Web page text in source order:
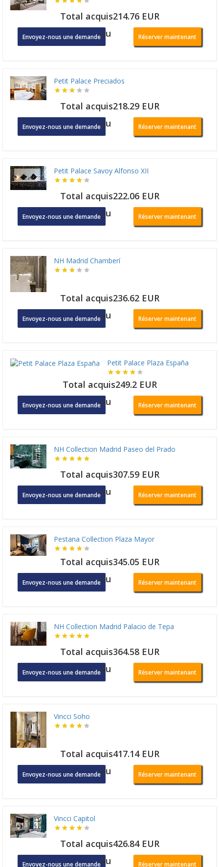
Total acquis214.76 EUR
Envoyez-nous une demandeou Réserver maintenant
Petit Palace Preciados
Total acquis218.29 EUR
Envoyez-nous une demandeou Réserver maintenant
Petit Palace Savoy Alfonso XII
Total acquis222.06 EUR
Envoyez-nous une demandeou Réserver maintenant
NH Madrid Chamberí
Total acquis236.62 EUR
Envoyez-nous une demandeou Réserver maintenant
Petit Palace Plaza España
Total acquis249.2 EUR
Envoyez-nous une demandeou Réserver maintenant
NH Collection Madrid Paseo del Prado
Total acquis307.59 EUR
Envoyez-nous une demandeou Réserver maintenant
Pestana Collection Plaza Mayor
Total acquis345.05 EUR
Envoyez-nous une demandeou Réserver maintenant
NH Collection Madrid Palacio de Tepa
Total acquis364.58 EUR
Envoyez-nous une demandeou Réserver maintenant
Vincci Soho
Total acquis417.14 EUR
Envoyez-nous une demandeou Réserver maintenant
Vincci Capitol
Total acquis426.84 EUR
Envoyez-nous une demandeou Réserver maintenant